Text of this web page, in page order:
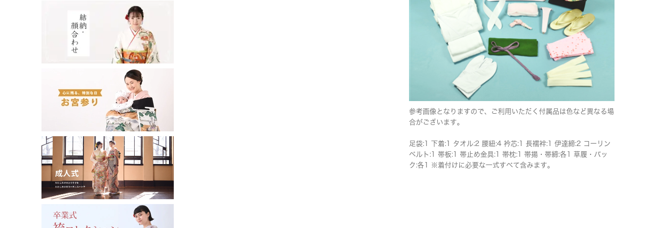
参考画像となりますので、ご利用いただく付属品は色など異なる場
合がございます。
足袋:1 下着:1 タオル:2 腰紐:4 衿芯:1 長襦袢:1 伊達締:2 コーリン
ベルト:1 帯板:1 帯止め金具:1 帯枕:1 帯揚・帯締:各1 草履・バッ
ク:各1 ※着付けに必要な一式すべて含みます。